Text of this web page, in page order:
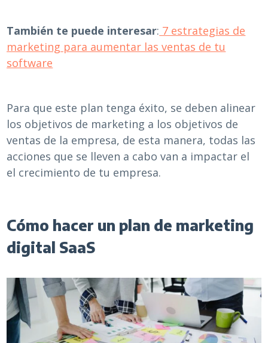
También te puede interesar: 7 estrategias de
marketing para aumentar las ventas de tu
software
Para que este plan tenga éxito, se deben alinear
los objetivos de marketing a los objetivos de
ventas de la empresa, de esta manera, todas las
acciones que se lleven a cabo van a impactar el
el crecimiento de tu empresa.
Cómo hacer un plan de marketing
digital SaaS